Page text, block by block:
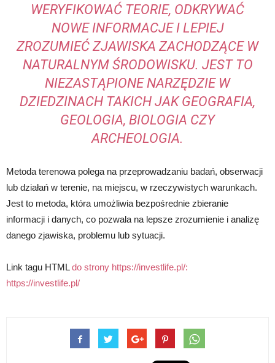
WERYFIKOWAĆ TEORIE, ODKRYWAĆ
NOWE INFORMACJE I LEPIEJ
ZROZUMIEĆ ZJAWISKA ZACHODZĄCE W
NATURALNYM ŚRODOWISKU. JEST TO
NIEZASTĄPIONE NARZĘDZIE W
DZIEDZINACH TAKICH JAK GEOGRAFIA,
GEOLOGIA, BIOLOGIA CZY
ARCHEOLOGIA.
Metoda terenowa polega na przeprowadzaniu badań, obserwacji
lub działań w terenie, na miejscu, w rzeczywistych warunkach.
Jest to metoda, która umożliwia bezpośrednie zbieranie
informacji i danych, co pozwala na lepsze zrozumienie i analizę
danego zjawiska, problemu lub sytuacji.
Link tagu HTMLdo strony https://investlife.pl/:
https://investlife.pl/